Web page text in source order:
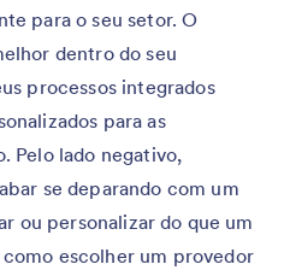
para o seu setor. O
dentro do seu
processos integrados
para as
Pelo lado negativo,
se deparando com um
ou personalizar do que um
escolher um provedor